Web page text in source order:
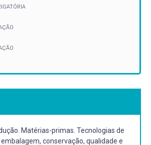
Matérias-primas. Tecnologias de
conservação, qualidade e